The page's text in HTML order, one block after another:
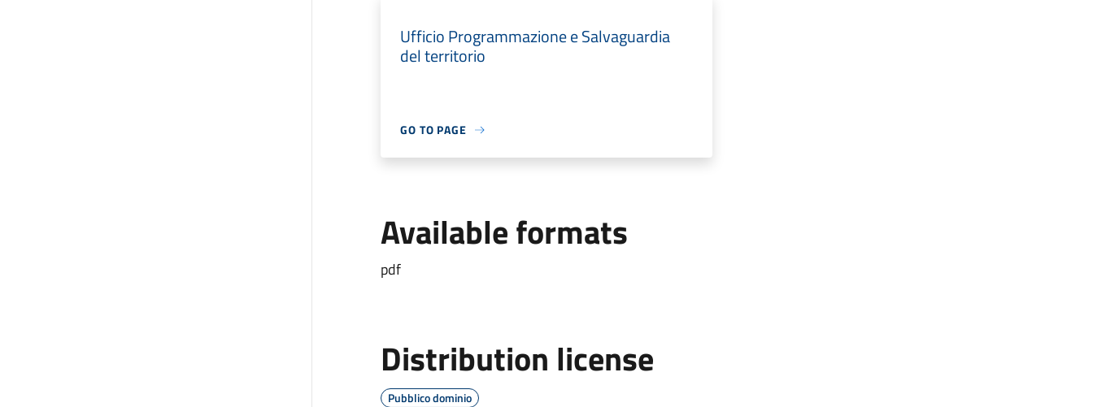
Ufficio Programmazione e Salvaguardia
del territorio
GO TO PAGE
Available formats
pdf
Distribution license
Pubblico dominio